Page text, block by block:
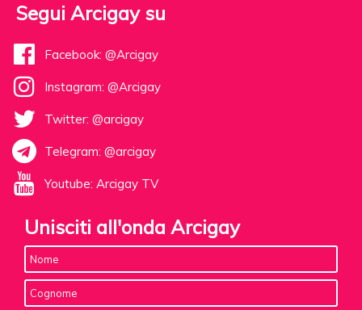
Segui Arcigay su
Facebook: @Arcigay
Instagram: @Arcigay
Twitter: @arcigay
Telegram: @arcigay
Youtube: Arcigay TV
Unisciti all'onda Arcigay